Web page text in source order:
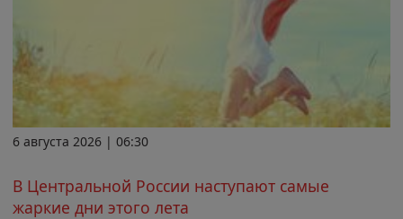
6 августа 2026 | 06:30
В Центральной России наступают самые
жаркие дни этого лета